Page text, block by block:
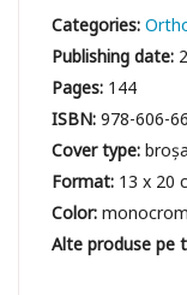
Categories:
Publishing date:
Pages: 144
ISBN:978-606-
Cover type:
Format: 13 x 20
Color:monocrom